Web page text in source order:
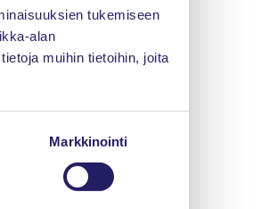
tukemiseen
alan
muihin tietoihin, joita
Markkinointi